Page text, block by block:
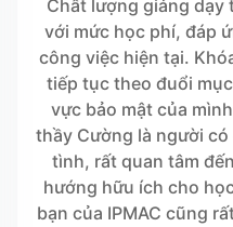
Chất lượng giảng dạy
với mức học phí, đáp
công việc hiện tại.
tiếp tục theo đuổi
vực bảo mật của
thầy Cường là người
tình, rất quan tâm
hướng hữu ích cho
bạn của IPMAC cũng